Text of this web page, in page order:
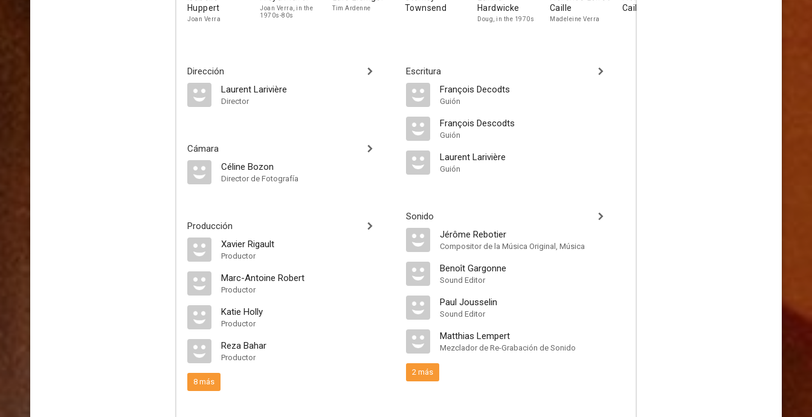
Huppert
Joan Verra
Joan Verra, in the
1970s-80s
Tim Ardenne
Townsend
Hardwicke
Doug, in the 1970s
Caille
Madeleine Verra
Caille
Dirección
Laurent Larivière
Director
Cámara
Céline Bozon
Director de Fotografía
Producción
Xavier Rigault
Productor
Marc-Antoine Robert
Productor
Katie Holly
Productor
Reza Bahar
Productor
8 más
Escritura
François Decodts
Guión
François Descodts
Guión
Laurent Larivière
Guión
Sonido
Jérôme Rebotier
Compositor de la Música Original, Música
Benoît Gargonne
Sound Editor
Paul Jousselin
Sound Editor
Matthias Lempert
Mezclador de Re-Grabación de Sonido
2 más